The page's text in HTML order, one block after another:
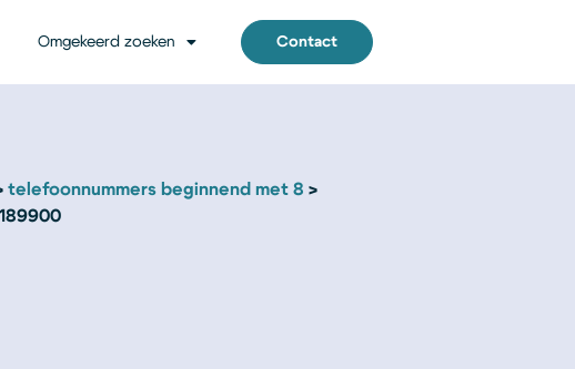
Omgekeerd zoeken Contact
telefoonnummers beginnend met 8